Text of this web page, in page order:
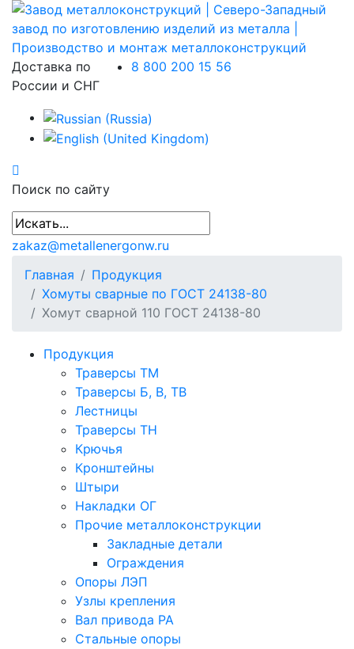
Доставка по
России и СНГ
8 800 200 15 56
Поиск по сайту
zakaz@metallenergonw.ru
Главная
Продукция
Хомуты сварные по ГОСТ 24138-80
Хомут сварной 110 ГОСТ 24138-80
Продукция
Траверсы ТМ
Траверсы Б, В, ТВ
Лестницы
Траверсы ТН
Крючья
Кронштейны
Штыри
Накладки ОГ
Прочие металлоконструкции
Закладные детали
Ограждения
Опоры ЛЭП
Узлы крепления
Вал привода РА
Стальные опоры